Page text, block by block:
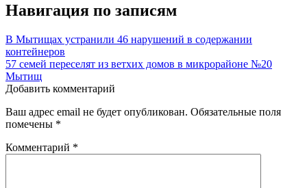
Навигация по записям
В Мытищах устранили 46 нарушений в содержании
контейнеров
57 семей переселят из ветхих домов в микрорайоне №20
Мытищ
Добавить комментарий
Ваш адрес email не будет опубликован. Обязательные поля
помечены *
Комментарий *